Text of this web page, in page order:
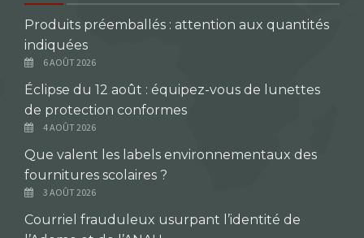
Produits préemballés : attention aux quantités
indiquées
6 AOÛT 2026
Éclipse du 12 août : équipez-vous de lunettes
de protection conformes
4 AOÛT 2026
Que valent les labels environnementaux des
fournitures scolaires ?
3 AOÛT 2026
Courriel frauduleux usurpant l’identité de